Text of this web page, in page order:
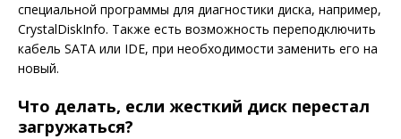
специальной программы для диагностики диска, например,
CrystalDiskInfo. Также есть возможность переподключить
кабель SATA или IDE, при необходимости заменить его на
новый.
Что делать, если жесткий диск перестал
загружаться?